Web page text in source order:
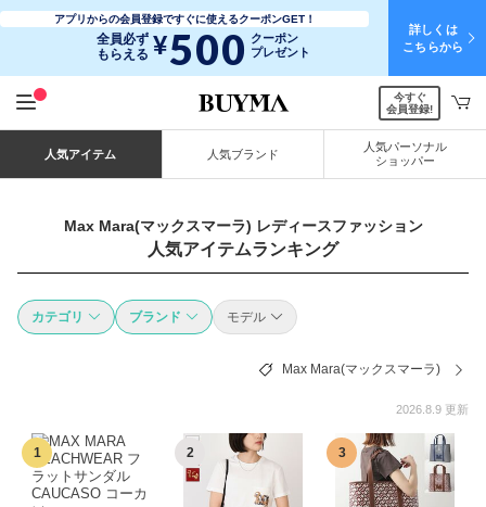
アプリからの会員登録ですぐに使えるクーポンGET！
全員必ず
もらえる ¥500 クーポン
プレゼント
詳しくは
こちらから
今すぐ
会員登録!
人気アイテム 人気ブランド
人気パーソナル
ショッパー
Max Mara(マックスマーラ) レディースファッション
人気アイテムランキング
カテゴリ ブランド モデル
Max Mara(マックスマーラ)
2026.8.9 更新
1 2 3